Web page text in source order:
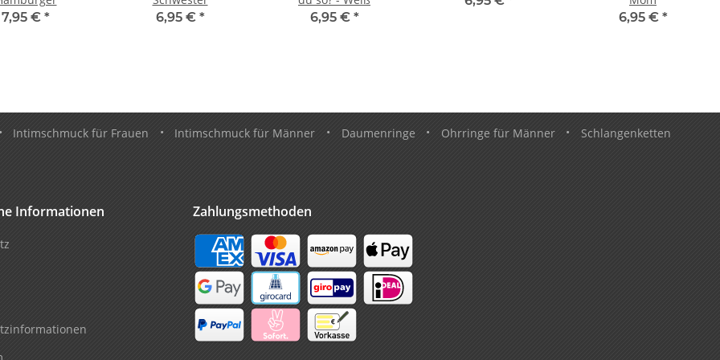
7,95 € *
6,95 € *
6,95 € *
6,95 € *
• Intimschmuck für Frauen • Intimschmuck für Männer • Daumenringe • Ohrringe für Männer • Schlangenketten
Informationen Zahlungsmethoden